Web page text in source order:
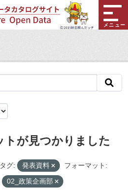
メニュー
トが見つかりました
タグ: 発表資料
フォーマット:
02_政策企画部